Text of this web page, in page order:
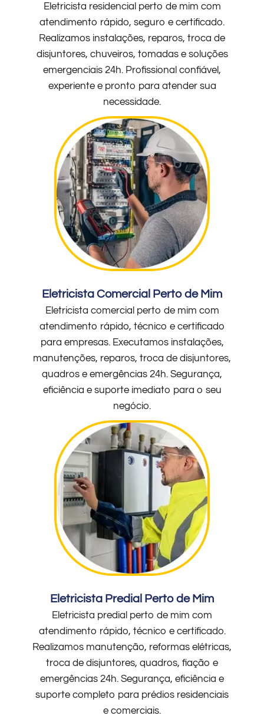
Eletricista residencial perto de mim com
atendimento rápido, seguro e certificado.
Realizamos instalações, reparos, troca de
disjuntores, chuveiros, tomadas e soluções
emergenciais 24h. Profissional confiável,
experiente e pronto para atender sua
necessidade.
Eletricista Comercial Perto de Mim
Eletricista comercial perto de mim com
atendimento rápido, técnico e certificado
para empresas. Executamos instalações,
manutenções, reparos, troca de disjuntores,
quadros e emergências 24h. Segurança,
eficiência e suporte imediato para o seu
negócio.
Eletricista Predial Perto de Mim
Eletricista predial perto de mim com
atendimento rápido, técnico e certificado.
Realizamos manutenção, reformas elétricas,
troca de disjuntores, quadros, fiação e
emergências 24h. Segurança, eficiência e
suporte completo para prédios residenciais
e comerciais.